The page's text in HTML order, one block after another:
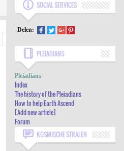
SOCIAL SERVICES
Delen:
PLEIADIANS
INDEX
THE HISTORY OF THE PLEIADIANS
HOW TO HELP EARTH ASCEND
[ADD NEW ARTICLE]
FORUM
Pleiadians
Index
The history of the Pleiadians
How to help Earth Ascend
[Add new article]
Forum
KOSMISCHE STRALEN